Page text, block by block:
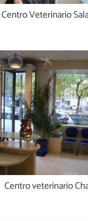
Centro Veterinario
Centro veterinario